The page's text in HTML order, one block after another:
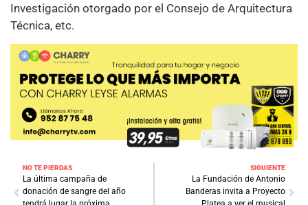
Investigación otorgado por el Consejo de Arquitectura
Técnica, etc.
NO TE PIERDAS
La última campaña de
donación de sangre del año
SIGUIENTE
La Fundación de Antonio
Banderas invita a Proyecto